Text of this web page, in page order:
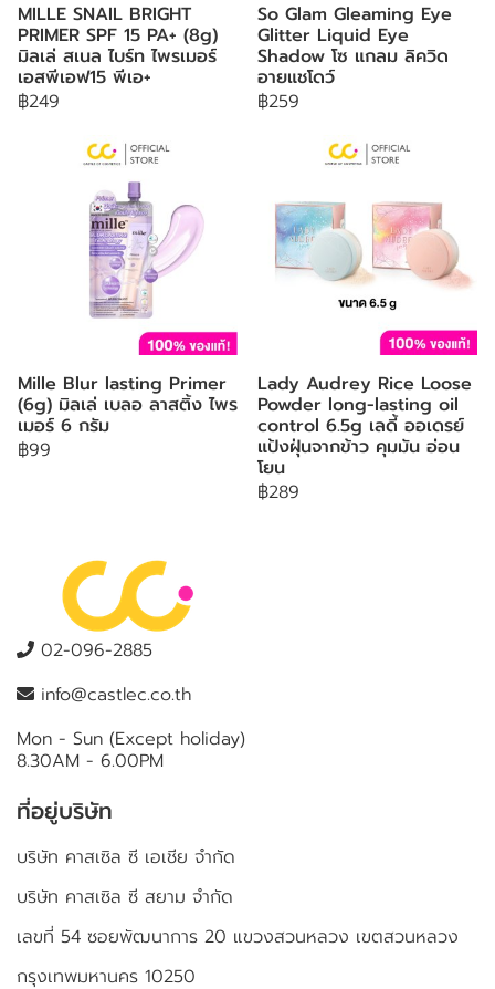
MILLE SNAIL BRIGHT
PRIMER SPF 15 PA+ (8g)
มิลเล่ สเนล ไบร์ท ไพรเมอร์
เอสพีเอฟ15 พีเอ+
฿249
So Glam Gleaming Eye
Glitter Liquid Eye
Shadow โซ แกลม ลิควิด
อายแชโดว์
฿259
Mille Blur lasting Primer
(6g) มิลเล่ เบลอ ลาสติ้ง ไพร
เมอร์ 6 กรัม
฿99
Lady Audrey Rice Loose
Powder long-lasting oil
control 6.5g เลดี้ ออเดรย์
แป้งฝุ่นจากข้าว คุมมัน อ่อน
โยน
฿289
02-096-2885
info@castlec.co.th
Mon - Sun (Except holiday)
8.30AM - 6.00PM
ที่อยู่บริษัท
บริษัท คาสเซิล ซี เอเชีย จำกัด
บริษัท คาสเซิล ซี สยาม จำกัด
เลขที่ 54 ซอยพัฒนาการ 20 แขวงสวนหลวง เขตสวนหลวง
กรุงเทพมหานคร 10250